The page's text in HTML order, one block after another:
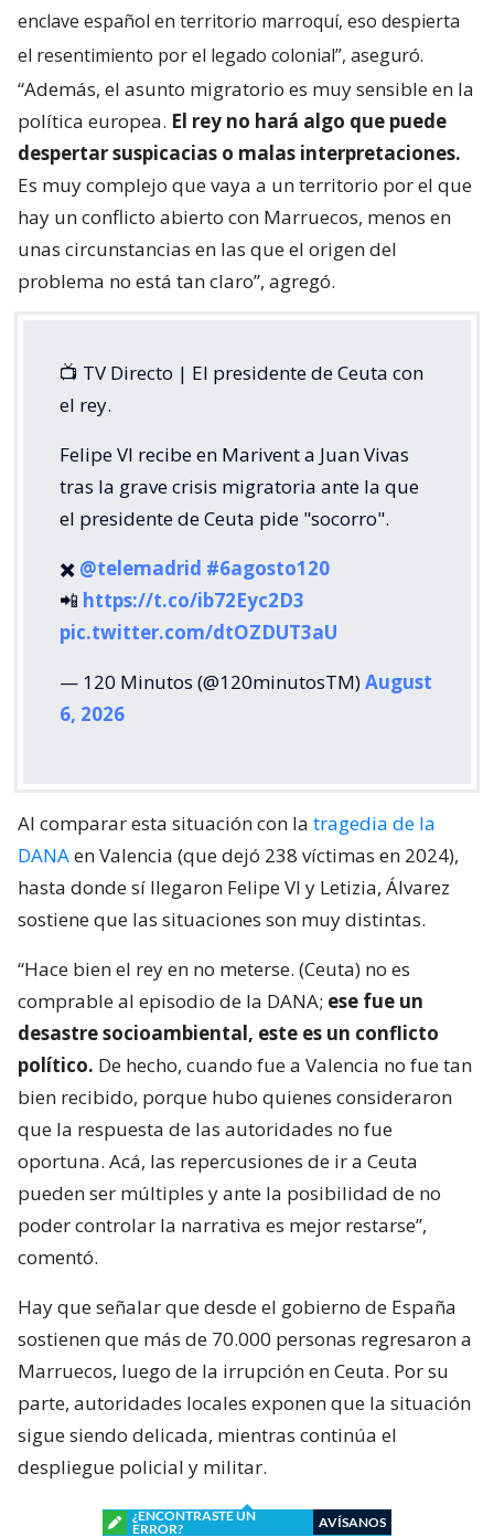
enclave español en territorio marroquí, eso despierta
el resentimiento por el legado colonial”, aseguró.
“Además, el asunto migratorio es muy sensible en la
política europea. El rey no hará algo que puede
despertar suspicacias o malas interpretaciones.
Es muy complejo que vaya a un territorio por el que
hay un conflicto abierto con Marruecos, menos en
unas circunstancias en las que el origen del
problema no está tan claro”, agregó.
📺 TV Directo | El presidente de Ceuta con
el rey.
Felipe VI recibe en Marivent a Juan Vivas
tras la grave crisis migratoria ante la que
el presidente de Ceuta pide "socorro".
✖️ @telemadrid #6agosto120
📲 https://t.co/ib72Eyc2D3
pic.twitter.com/dtOZDUT3aU
— 120 Minutos (@120minutosTM)August
6, 2026
Al comparar esta situación con la tragedia de la
DANAen Valencia (que dejó 238 víctimas en 2024),
hasta donde sí llegaron Felipe VI y Letizia, Álvarez
sostiene que las situaciones son muy distintas.
“Hace bien el rey en no meterse. (Ceuta) no es
comprable al episodio de la DANA; ese fue un
desastre socioambiental, este es un conflicto
político. De hecho, cuando fue a Valencia no fue tan
bien recibido, porque hubo quienes consideraron
que la respuesta de las autoridades no fue
oportuna. Acá, las repercusiones de ir a Ceuta
pueden ser múltiples y ante la posibilidad de no
poder controlar la narrativa es mejor restarse”,
comentó.
Hay que señalar que desde el gobierno de España
sostienen que más de 70.000 personas regresaron a
Marruecos, luego de la irrupción en Ceuta. Por su
parte, autoridades locales exponen que la situación
sigue siendo delicada, mientras continúa el
despliegue policial y militar.
¿ENCONTRASTE UN
ERROR?
AVÍSANOS